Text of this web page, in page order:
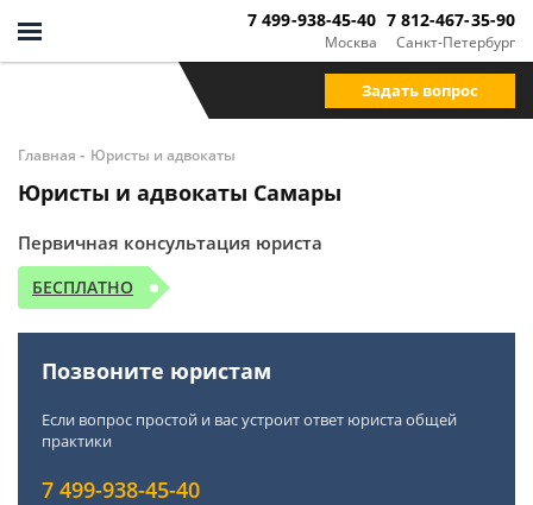
Москва
7 499-938-45-40
Санкт-Петербург
7 812-467-35-90
Задать вопрос
Главная - Юристы и адвокаты
Юристы и адвокаты Самары
Первичная консультация юриста
БЕСПЛАТНО
Позвоните юристам
Если вопрос простой и вас устроит ответ юриста общей
практики
7 499-938-45-40